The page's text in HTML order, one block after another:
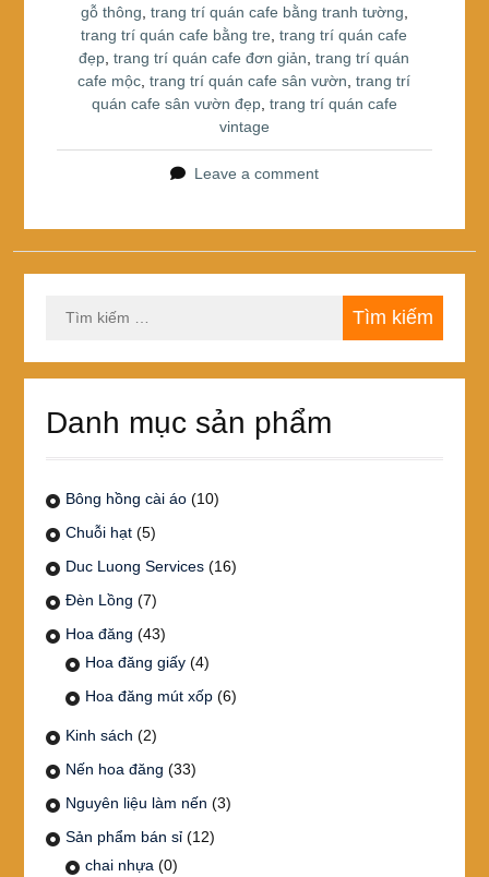
gỗ thông, trang trí quán cafe bằng tranh tường,
trang trí quán cafe bằng tre,trang trí quán cafe
đẹp,trang trí quán cafe đơn giản,trang trí quán
cafe mộc,trang trí quán cafe sân vườn,trang trí
quán cafe sân vườn đẹp, trang trí quán cafe
vintage
Leave a comment
kiếm
Danh mục sản phẩm
Bông hồng cài áo (10)
Chuỗi hạt (5)
Duc Luong Services (16)
Đèn Lồng (7)
Hoa đăng (43)
Hoa đăng giấy (4)
Hoa đăng mút xốp (6)
Kinh sách (2)
Nến hoa đăng (33)
Nguyên liệu làm nến (3)
Sản phẩm bán sỉ (12)
chai nhựa (0)